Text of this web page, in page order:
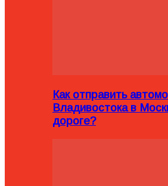
Как отправить
Владивостока в
дороге?